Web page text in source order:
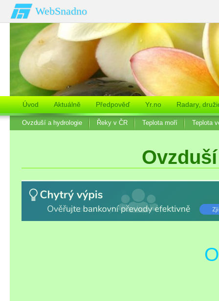
WebSnadno
Úvod Aktuálně Předpověď Yr.no Radary‚
Ovzduší a hydrologie Řeky v ČR Teplota moří Teplota